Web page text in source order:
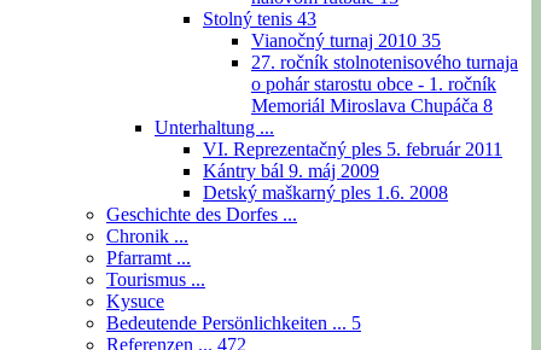
Stolný tenis 43
Vianočný turnaj 2010 35
27. ročník stolnotenisového turnaja
o pohár starostu obce - 1. ročník
Memoriál Miroslava Chupáča 8
Unterhaltung ...
VI. Reprezentačný ples 5. február 2011
Kántry bál 9. máj 2009
Detský maškarný ples 1.6. 2008
Geschichte des Dorfes ...
Chronik ...
Pfarramt ...
Tourismus ...
Kysuce
Bedeutende Persönlichkeiten ... 5
Referenzen ... 472